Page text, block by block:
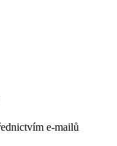
e-mailů